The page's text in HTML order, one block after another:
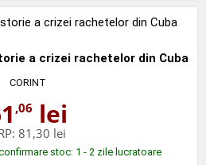
a crizei rachetelor din Cuba
CORINT
,06 lei
81,30 lei
stoc: 1 - 2 zile lucratoare